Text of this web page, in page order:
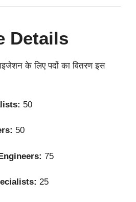
Details
के लिए पदों का वितरण इस
50
50
75
25